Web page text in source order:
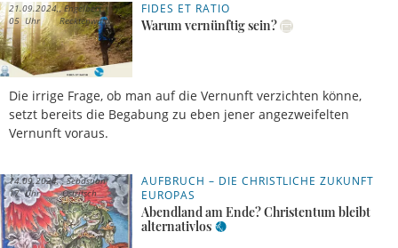
FIDES ET RATIO
Warum vernünftig sein?
Die irrige Frage, ob man auf die Vernunft verzichten könne,
setzt bereits die Begabung zu eben jener angezweifelten
Vernunft voraus.
21.09.2024,
05 Uhr
Engelbert
Recktenwald
AUFBRUCH – DIE CHRISTLICHE ZUKUNFT
EUROPAS
Abendland am Ende? Christentum bleibt
alternativlos
14.09.2024,
17 Uhr
Sebastian
Ostritsch